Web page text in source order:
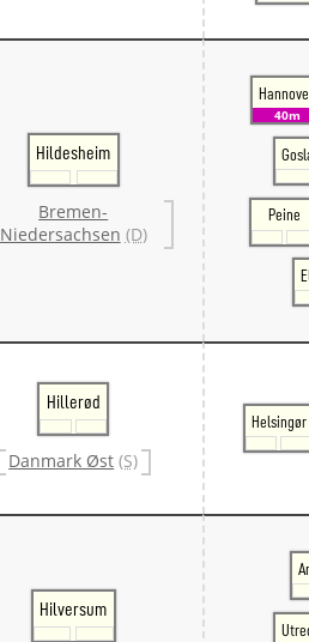
Hildesheim
Bremen-
Niedersachsen (D)
40m
Peine
Hillerød
Danmark Øst (S)
Helsingør
Hilversum